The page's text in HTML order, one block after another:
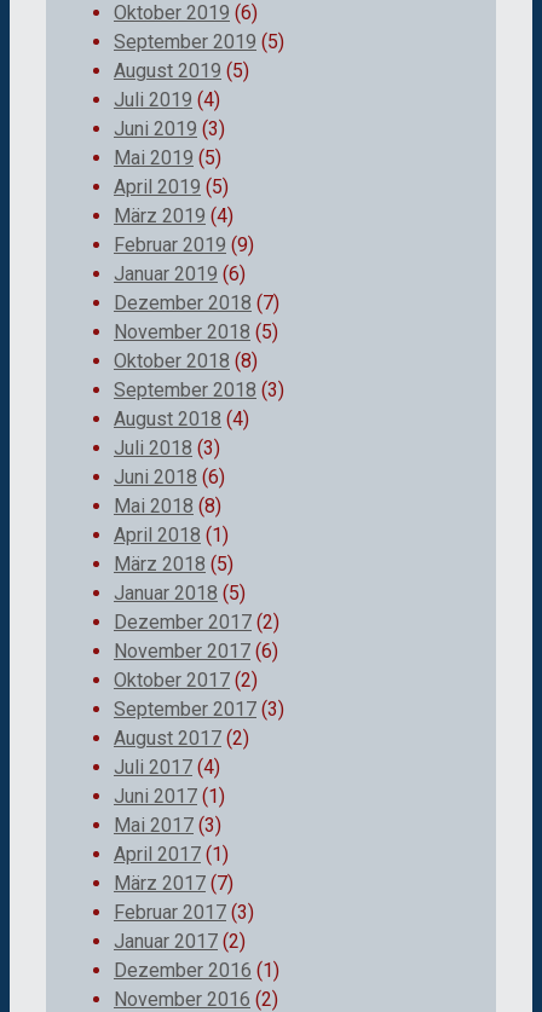
Oktober 2019 (6)
September 2019 (5)
August 2019 (5)
Juli 2019 (4)
Juni 2019 (3)
Mai 2019 (5)
April 2019 (5)
März 2019 (4)
Februar 2019 (9)
Januar 2019 (6)
Dezember 2018 (7)
November 2018 (5)
Oktober 2018 (8)
September 2018 (3)
August 2018 (4)
Juli 2018 (3)
Juni 2018 (6)
Mai 2018 (8)
April 2018 (1)
März 2018 (5)
Januar 2018 (5)
Dezember 2017 (2)
November 2017 (6)
Oktober 2017 (2)
September 2017 (3)
August 2017 (2)
Juli 2017 (4)
Juni 2017 (1)
Mai 2017 (3)
April 2017 (1)
März 2017 (7)
Februar 2017 (3)
Januar 2017 (2)
Dezember 2016 (1)
November 2016 (2)